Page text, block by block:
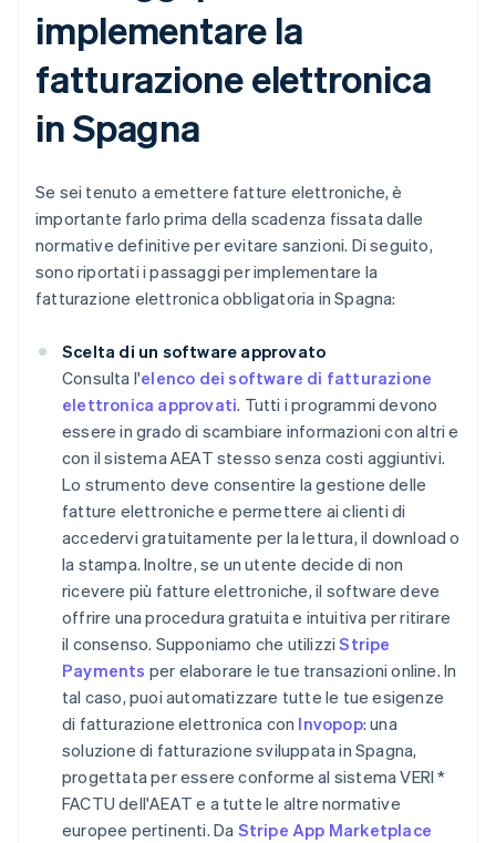
implementare la
fatturazione elettronica
in Spagna
Se sei tenuto a emettere fatture elettroniche, è
importante farlo prima della scadenza fissata dalle
normative definitive per evitare sanzioni. Di seguito,
sono riportati i passaggi per implementare la
fatturazione elettronica obbligatoria in Spagna:
Scelta di un software approvato
Consulta l'elenco dei software di fatturazione
elettronica approvati. Tutti i programmi devono
essere in grado di scambiare informazioni con altri e
con il sistema AEAT stesso senza costi aggiuntivi.
Lo strumento deve consentire la gestione delle
fatture elettroniche e permettere ai clienti di
accedervi gratuitamente per la lettura, il download o
la stampa. Inoltre, se un utente decide di non
ricevere più fatture elettroniche, il software deve
offrire una procedura gratuita e intuitiva per ritirare
il consenso. Supponiamo che utilizziStripe
Payments per elaborare le tue transazioni online. In
tal caso, puoi automatizzare tutte le tue esigenze
di fatturazione elettronica con Invopop: una
soluzione di fatturazione sviluppata in Spagna,
progettata per essere conforme al sistema VERI *
FACTU dell'AEAT e a tutte le altre normative
europee pertinenti. Da Stripe App Marketplace